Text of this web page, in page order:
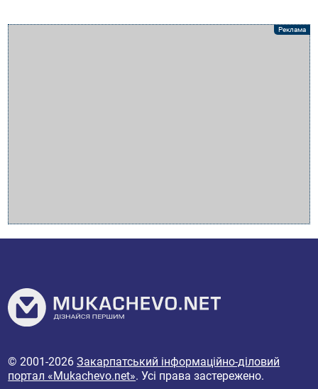
© 2001-2026Закарпатський інформаційно-діловий
портал «Mukachevo.net». Усі права застережено.